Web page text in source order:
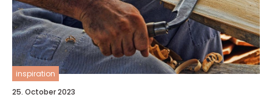
inspiration
25. October 2023